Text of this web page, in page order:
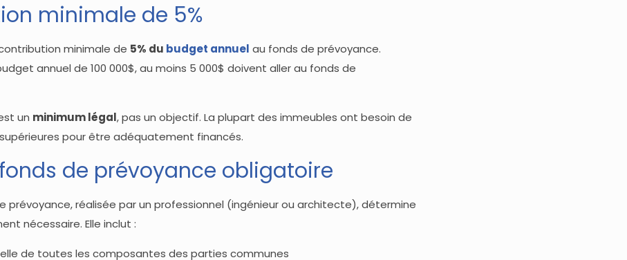
minimale de 5%
minimale de 5% du budget annuel au fonds de prévoyance.
annuel de 100 000$, au moins 5 000$ doivent aller au fonds de
un minimum légal, pas un objectif. La plupart des immeubles ont besoin de
pour être adéquatement financés.
de prévoyance obligatoire
prévoyance, réalisée par un professionnel (ingénieur ou architecte), détermine
nécessaire. Elle inclut :
de toutes les composantes des parties communes